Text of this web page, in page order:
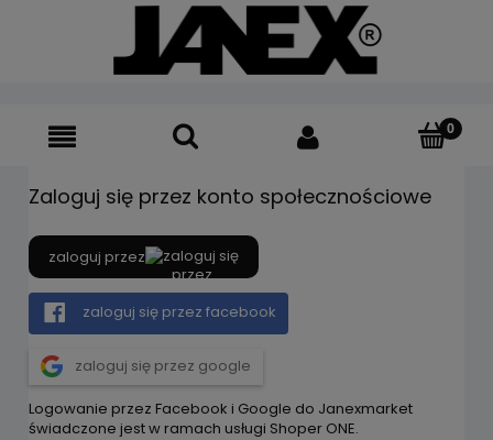
Zaloguj się przez konto społecznościowe
zaloguj przez
zaloguj się przez facebook
zaloguj się przez google
Logowanie przez Facebook i Google do Janexmarket
świadczone jest w ramach usługi Shoper ONE.